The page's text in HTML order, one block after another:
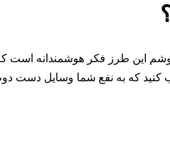
این طرز فکر هوشمندانه است
کنید که به نفع شما وسایل دست دوم